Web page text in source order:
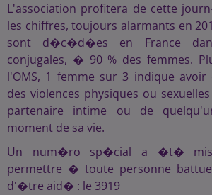
L'association profitera de cette
les chiffres, toujours alarmants en
sont d�c�d�es en France
conjugales, � 90 % des femmes.
l'OMS, 1 femme sur 3 indique
des violences physiques ou
partenaire intime ou de
moment de sa vie.
Un num�ro sp�cial a �t�
permettre � toute personne
d'�tre aid� : le 3919